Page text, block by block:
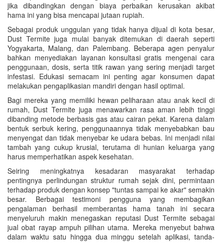
jika dibandingkan dengan biaya perbaikan kerusakan akibat
hama ini yang bisa mencapai jutaan rupiah.
Sebagai produk unggulan yang tidak hanya dijual di kota besar,
Dust Termite juga mulai banyak ditemukan di daerah seperti
Yogyakarta, Malang, dan Palembang. Beberapa agen penyalur
bahkan menyediakan layanan konsultasi gratis mengenai cara
penggunaan, dosis, serta titik rawan yang sering menjadi target
infestasi. Edukasi semacam ini penting agar konsumen dapat
melakukan pengaplikasian mandiri dengan hasil optimal.
Bagi mereka yang memiliki hewan peliharaan atau anak kecil di
rumah, Dust Termite juga menawarkan rasa aman lebih tinggi
dibanding metode berbasis gas atau cairan pekat. Karena dalam
bentuk serbuk kering, penggunaannya tidak menyebabkan bau
menyengat dan tidak menyebar ke udara bebas. Ini menjadi nilai
tambah yang cukup krusial, terutama di hunian keluarga yang
harus memperhatikan aspek kesehatan.
Seiring meningkatnya kesadaran masyarakat terhadap
pentingnya perlindungan struktur rumah sejak dini, permintaan
terhadap produk dengan konsep "tuntas sampai ke akar" semakin
besar. Berbagai testimoni pengguna yang membagikan
pengalaman berhasil memberantas hama tanah ini secara
menyeluruh makin menegaskan reputasi Dust Termite sebagai
jual obat rayap ampuh pilihan utama. Mereka menyebut bahwa
dalam waktu satu hingga dua minggu setelah aplikasi, tanda-